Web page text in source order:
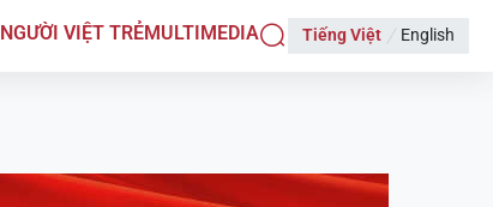
NGƯỜI VIỆT TRẺMULTIMEDIA Tiếng Việt English